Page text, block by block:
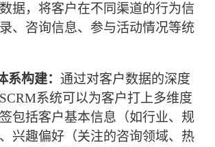
据，将客户在不同渠道的行为信
、咨询信息、参与活动情况等统
系构建：通过对客户数据的深度
SCRM系统可以为客户打上多维度
包括客户基本信息（如行业、规
兴趣偏好（关注的咨询领域、热